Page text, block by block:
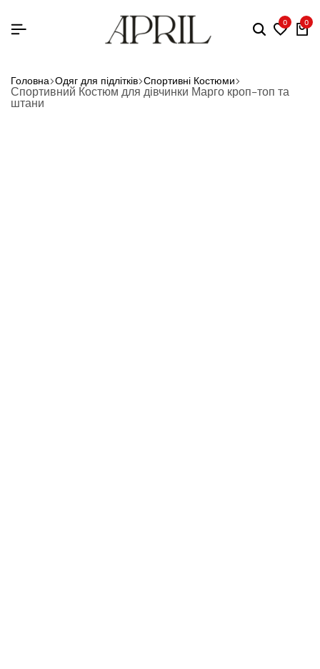
0 0
Головна Одяг для підлітків Спортивні Костюми
Спортивний Костюм для дівчинки Марго кроп-топ та
штани